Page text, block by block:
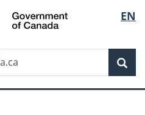
Passer
au
des
Passer
au
principal
Passer
à
Au
du
Passer
à
version
simplifiée
de
la
EN